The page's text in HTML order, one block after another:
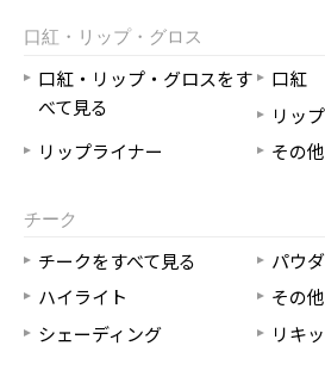
口紅・リップ・グロス
口紅・リップ・グロスをす
べて見る
口紅
リッ
リップライナー
その
チーク
チークをすべて見る
パウ
ハイライト
その
シェーディング
リキ